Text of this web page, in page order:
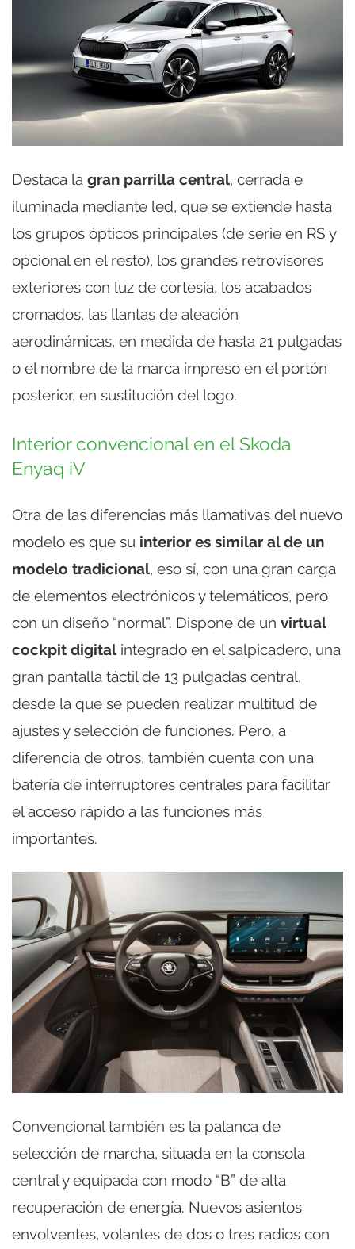
Destaca la gran parrilla central, cerrada e
iluminada mediante led, que se extiende hasta
los grupos ópticos principales (de serie en RS y
opcional en el resto), los grandes retrovisores
exteriores con luz de cortesía, los acabados
cromados, las llantas de aleación
aerodinámicas, en medida de hasta 21 pulgadas
o el nombre de la marca impreso en el portón
posterior, en sustitución del logo.
Interior convencional en el Skoda
Enyaq iV
Otra de las diferencias más llamativas del nuevo
modelo es que su interior es similar al de un
modelo tradicional, eso sí, con una gran carga
de elementos electrónicos y telemáticos, pero
con un diseño “normal”. Dispone de un virtual
cockpit digital integrado en el salpicadero, una
gran pantalla táctil de 13 pulgadas central,
desde la que se pueden realizar multitud de
ajustes y selección de funciones. Pero, a
diferencia de otros, también cuenta con una
batería de interruptores centrales para facilitar
el acceso rápido a las funciones más
importantes.
Convencional también es la palanca de
selección de marcha, situada en la consola
central y equipada con modo “B” de alta
recuperación de energía. Nuevos asientos
envolventes, volantes de dos o tres radios con